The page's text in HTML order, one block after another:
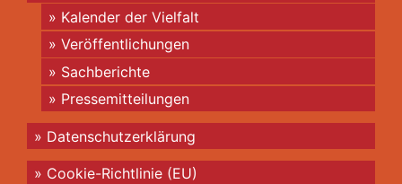
Kalender der Vielfalt
Veröffentlichungen
Sachberichte
Pressemitteilungen
Datenschutzerklärung
Cookie-Richtlinie (EU)